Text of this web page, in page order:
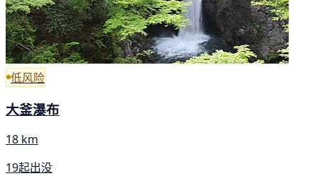
低风险
大釜瀑布
18 km
19起出没